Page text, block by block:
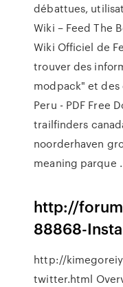
débattues,
Wiki – Feed The
Wiki Officiel de
trouver des
modpack" et des
Peru - PDF Free
trailfinders
noorderhaven
meaning parque
http://
88868-
http://
twitter.html